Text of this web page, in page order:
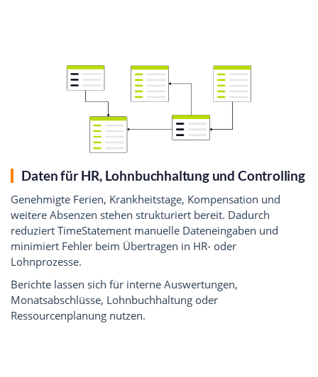
Daten für HR, Lohnbuchhaltung und Controlling
Genehmigte Ferien, Krankheitstage, Kompensation und
weitere Absenzen stehen strukturiert bereit. Dadurch
reduziert TimeStatement manuelle Dateneingaben und
minimiert Fehler beim Übertragen in HR- oder
Lohnprozesse.
Berichte lassen sich für interne Auswertungen,
Monatsabschlüsse, Lohnbuchhaltung oder
Ressourcenplanung nutzen.